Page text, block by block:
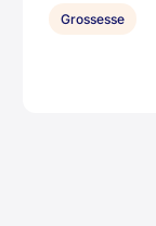
Grossesse